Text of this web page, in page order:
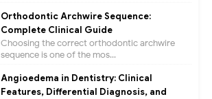
Orthodontic Archwire Sequence:
Complete Clinical Guide
Choosing the correct orthodontic archwire
sequence is one of the mos...
Angioedema in Dentistry: Clinical
Features, Differential Diagnosis, and